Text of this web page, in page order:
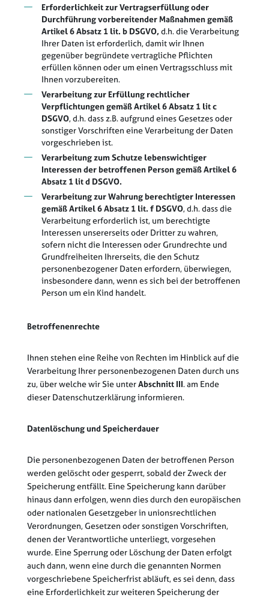
Erforderlichkeit zur Vertragserfüllung oder
Durchführung vorbereitender Maßnahmen gemäß
Artikel 6 Absatz 1 lit. b DSGVO, d.h. die Verarbeitung
Ihrer Daten ist erforderlich, damit wir Ihnen
gegenüber begründete vertragliche Pflichten
erfüllen können oder um einen Vertragsschluss mit
Ihnen vorzubereiten.
Verarbeitung zur Erfüllung rechtlicher
Verpflichtungen gemäß Artikel 6 Absatz 1 lit c
DSGVO, d.h. dass z.B. aufgrund eines Gesetzes oder
sonstiger Vorschriften eine Verarbeitung der Daten
vorgeschrieben ist.
Verarbeitung zum Schutze lebenswichtiger
Interessen der betroffenen Person gemäß Artikel 6
Absatz 1 lit d DSGVO.
Verarbeitung zur Wahrung berechtigter Interessen
gemäß Artikel 6 Absatz 1 lit. f DSGVO, d.h. dass die
Verarbeitung erforderlich ist, um berechtigte
Interessen unsererseits oder Dritter zu wahren,
sofern nicht die Interessen oder Grundrechte und
Grundfreiheiten Ihrerseits, die den Schutz
personenbezogener Daten erfordern, überwiegen,
insbesondere dann, wenn es sich bei der betroffenen
Person um ein Kind handelt.
Betroffenenrechte
Ihnen stehen eine Reihe von Rechten im Hinblick auf die
Verarbeitung Ihrer personenbezogenen Daten durch uns
zu, über welche wir Sie unterAbschnitt III. am Ende
dieser Datenschutzerklärung informieren.
Datenlöschung und Speicherdauer
Die personenbezogenen Daten der betroffenen Person
werden gelöscht oder gesperrt, sobald der Zweck der
Speicherung entfällt. Eine Speicherung kann darüber
hinaus dann erfolgen, wenn dies durch den europäischen
oder nationalen Gesetzgeber in unionsrechtlichen
Verordnungen, Gesetzen oder sonstigen Vorschriften,
denen der Verantwortliche unterliegt, vorgesehen
wurde. Eine Sperrung oder Löschung der Daten erfolgt
auch dann, wenn eine durch die genannten Normen
vorgeschriebene Speicherfrist abläuft, es sei denn, dass
eine Erforderlichkeit zur weiteren Speicherung der